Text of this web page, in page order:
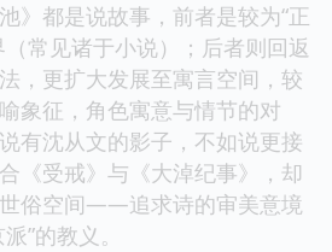
》都是说故事，前者是较为“正
（常见诸于小说）；后者则回返
，更扩大发展至寓言空间，较
象征，角色寓意与情节的对
有沈从文的影子，不如说更接
受戒》与《大淖纪事》，却
俗空间——追求诗的审美意境
”的教义。